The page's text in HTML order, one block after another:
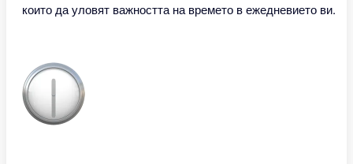
които да уловят важността на времето в ежедневието ви.